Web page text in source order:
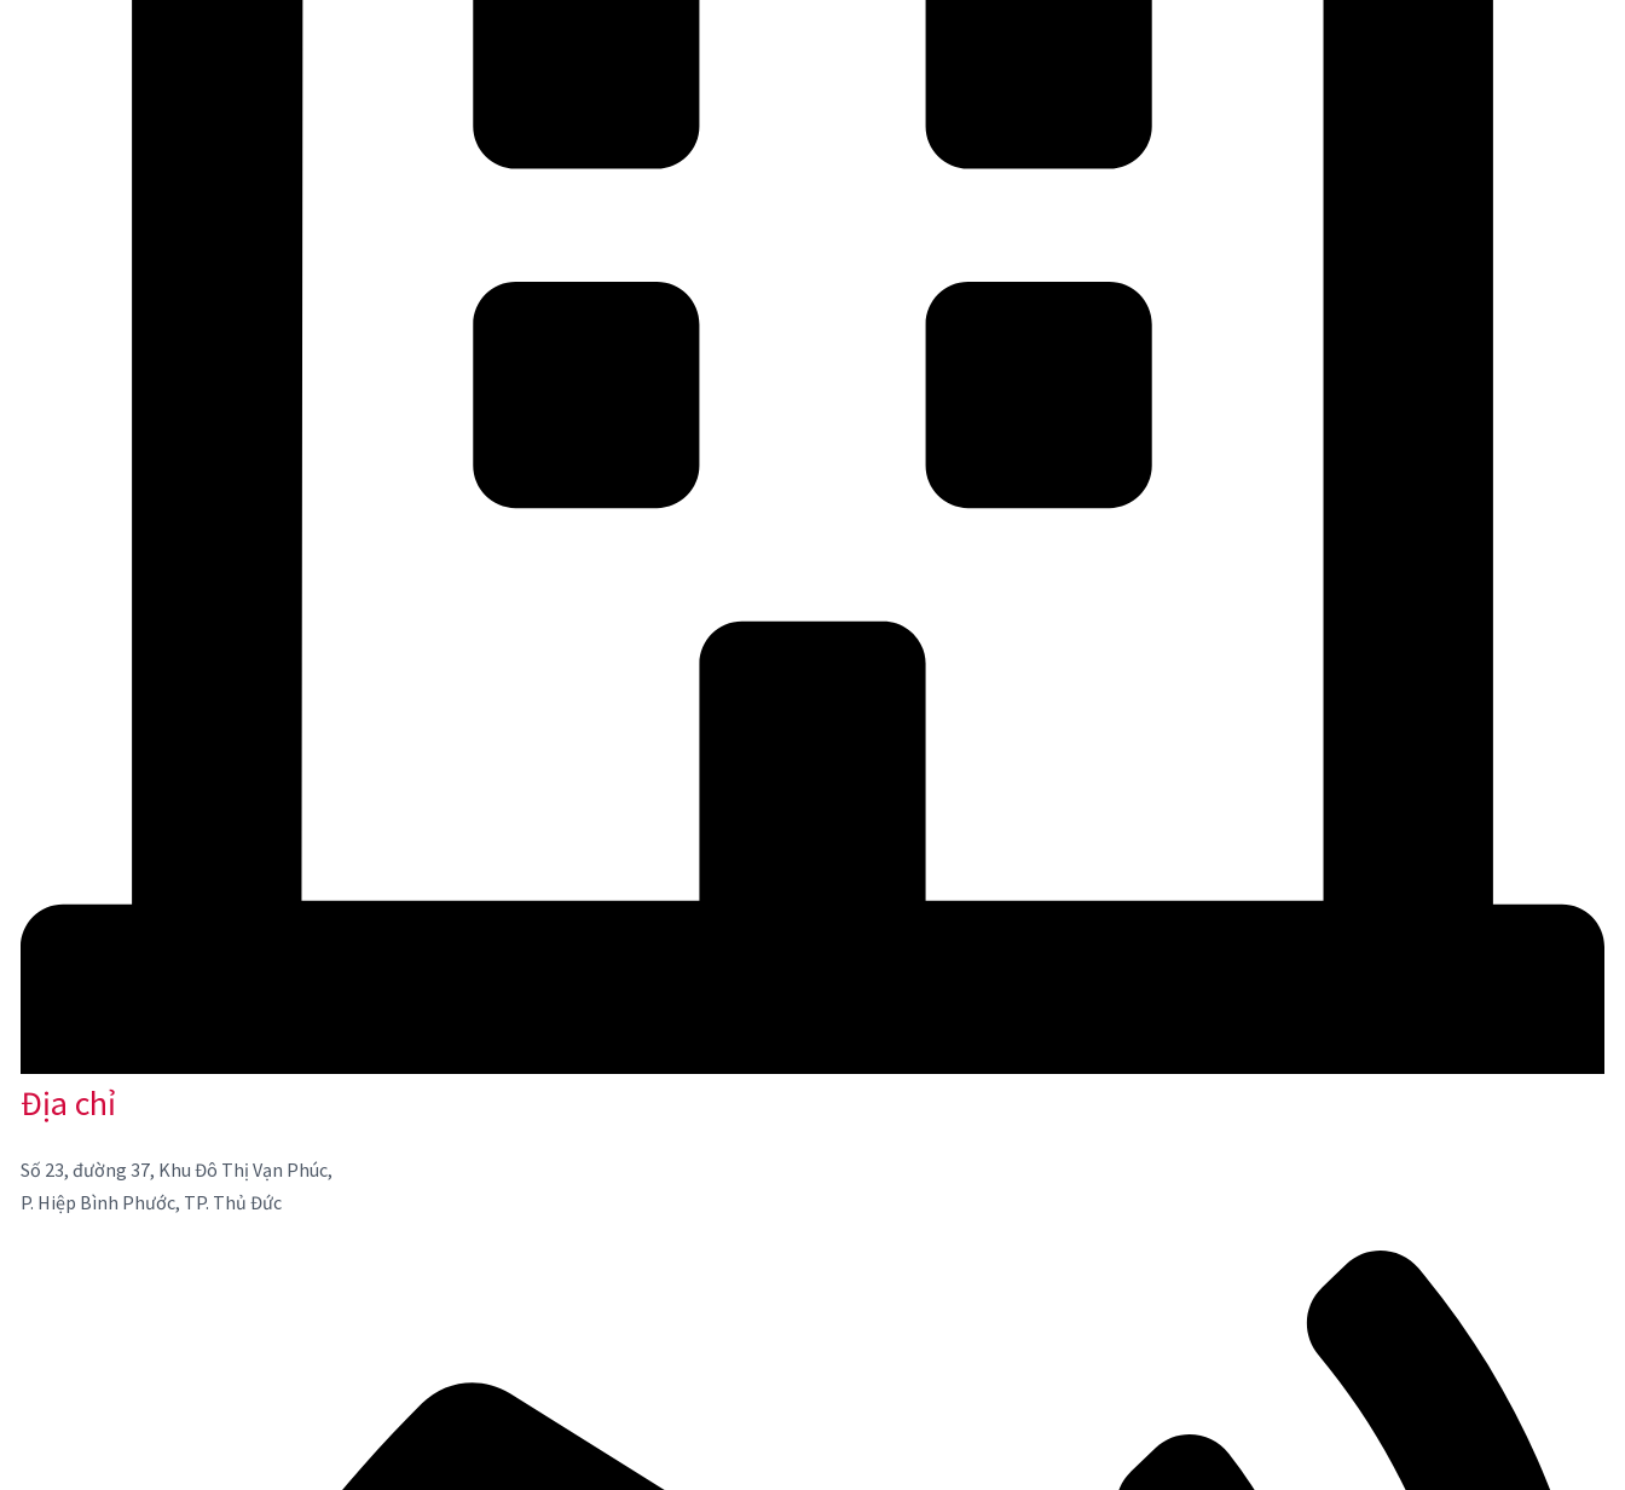
Địa chỉ
Số 23, đường 37, Khu Đô Thị Vạn Phúc,
P. Hiệp Bình Phước, TP. Thủ Đức